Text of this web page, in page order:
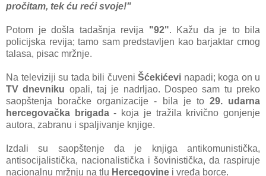
pročitam, tek ću reći svoje!"
Potom je došla tadašnja revija "92". Kažu da je to bila
policijska revija; tamo sam predstavljen kao barjaktar cmog
talasa, pisac mržnje.
Na televiziji su tada bili čuveni Šćekićevi napadi; koga on u
TV dnevniku opali, taj je nadrljao. Dospeo sam tu preko
saopštenja boračke organizacije - bila je to 29. udarna
hercegovačka brigada- koja je tražila krivično gonjenje
autora, zabranu i spaljivanje knjige.
Izdali su saopštenje da je knjiga antikomunistička,
antisocijalistička, nacionalistička i šovinistička, da raspiruje
nacionalnu mržnju na tlu Hercegovine i vređa borce.